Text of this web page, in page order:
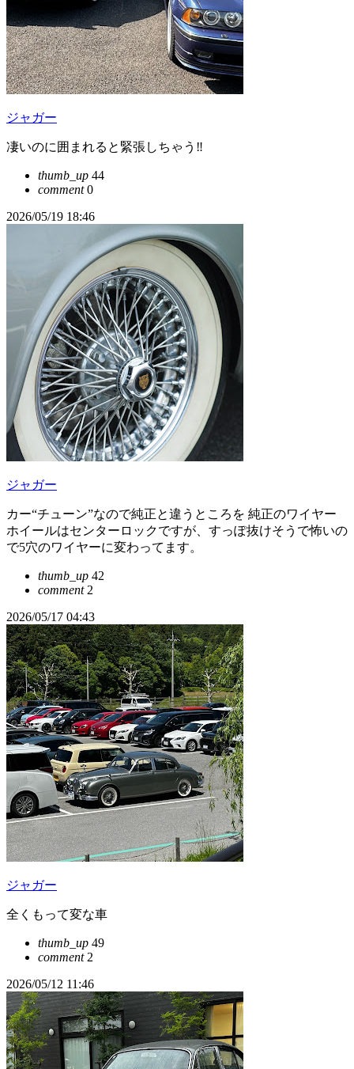
ジャガー
凄いのに囲まれると緊張しちゃう‼️
thumb_up 44
comment0
2026/05/19 18:46
ジャガー
カー“チューン”なので純正と違うところを 純正のワイヤー
ホイールはセンターロックですが、すっぽ抜けそうで怖いの
で5穴のワイヤーに変わってます。
thumb_up 42
comment2
2026/05/17 04:43
ジャガー
全くもって変な車
thumb_up 49
comment2
2026/05/12 11:46